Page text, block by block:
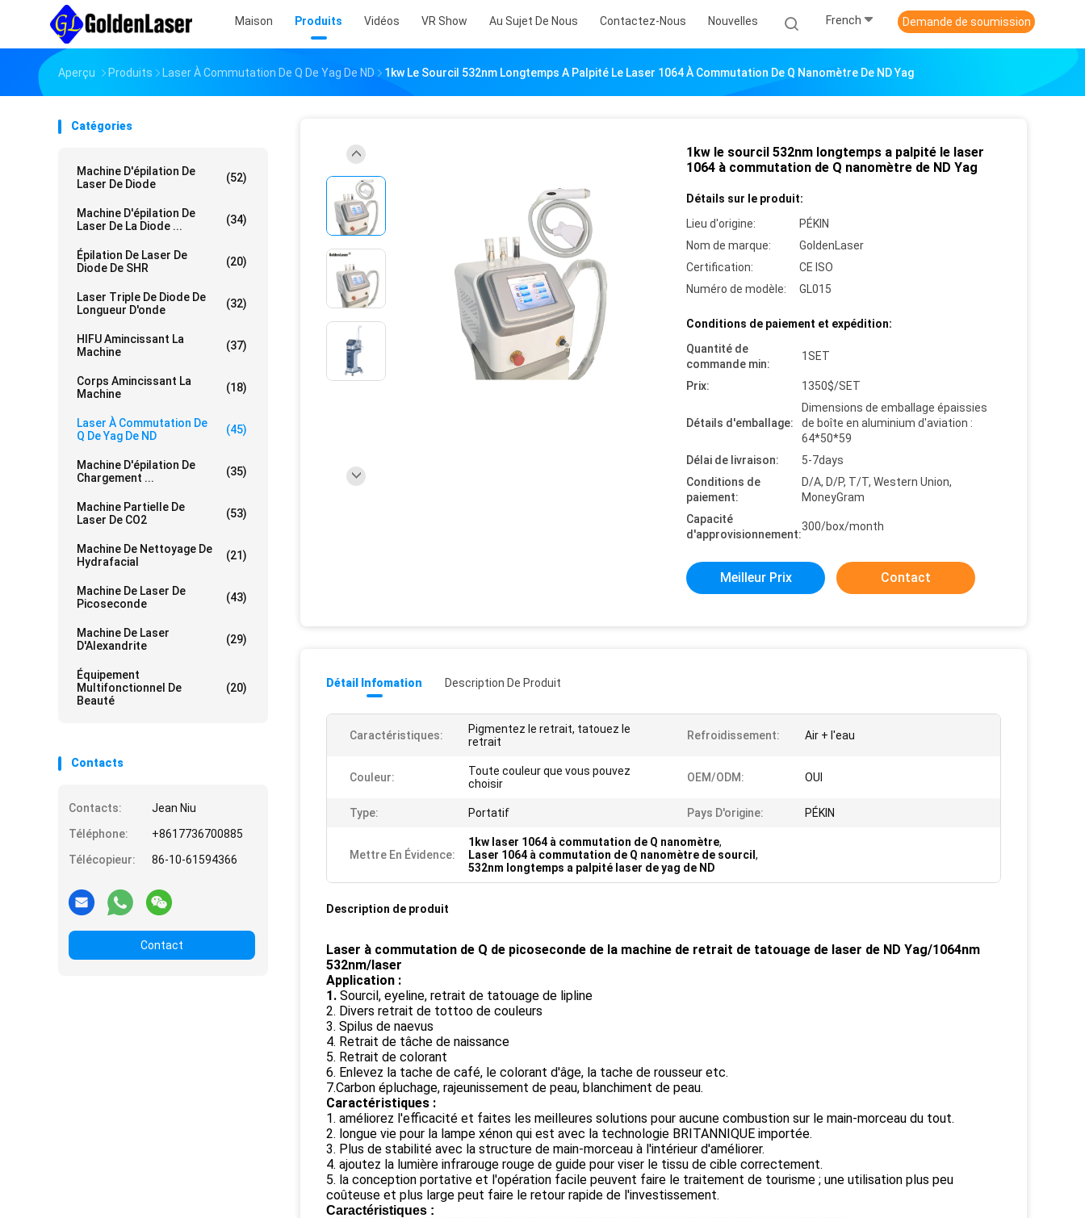
Maison Produits Vidéos VR Show Au Sujet De Nous Contactez-Nous Nouvelles French Demande de soumission
Aperçu Produits Laser À Commutation De Q De Yag De ND 1kw Le Sourcil 532nm Longtemps A Palpité Le Laser 1064 À Commutation De Q Nanomètre De ND Yag
Catégories
Machine D'épilation De
Laser De Diode
(52)
Machine D'épilation De
Laser De La Diode ...
(34)
Épilation De Laser De
Diode De SHR
(20)
Laser Triple De Diode De
Longueur D'onde
(32)
HIFU Amincissant La
Machine
(37)
Corps Amincissant La
Machine
(18)
Laser À Commutation De
Q De Yag De ND
(45)
Machine D'épilation De
Chargement ...
(35)
Machine Partielle De
Laser De CO2
(53)
Machine De Nettoyage De
Hydrafacial
(21)
Machine De Laser De
Picoseconde
(43)
Machine De Laser
D'Alexandrite
(29)
Équipement
Multifonctionnel De
Beauté
(20)
Contacts
Contacts:
Jean Niu
Téléphone:
+8617736700885
Télécopieur:
86-10-61594366
Contact
1kw le sourcil 532nm longtemps a palpité le laser
1064 à commutation de Q nanomètre de ND Yag
Détails sur le produit:
Lieu d'origine:
PÉKIN
Nom de marque:
GoldenLaser
Certification:
CE ISO
Numéro de modèle:
GL015
Conditions de paiement et expédition:
Quantité de
commande min:
1SET
Prix: 1350$/SET
Détails d'emballage:
Dimensions de emballage épaissies
de boîte en aluminium d'aviation :
64*50*59
Délai de livraison:
5-7days
Conditions de
paiement:
D/A, D/P, T/T, Western Union,
MoneyGram
Capacité
d'approvisionnement:
300/box/month
Meilleur Prix Contact
Détail Infomation Description De Produit
Caractéristiques:
Pigmentez le retrait, tatouez le
retrait
Refroidissement: Air + l'eau
Couleur:
Toute couleur que vous pouvez
choisir
OEM/ODM: OUI
Type: Portatif Pays D'origine: PÉKIN
Mettre En Évidence:
1kw laser 1064 à commutation de Q nanomètre,
Laser 1064 à commutation de Q nanomètre de sourcil ,
532nm longtemps a palpité laser de yag de ND
Description de produit
Laser à commutation de Q de picoseconde de la machine de retrait de tatouage de laser de ND Yag/1064nm
532nm/laser
Application :
1. Sourcil, eyeline, retrait de tatouage de lipline
2. Divers retrait de tottoo de couleurs
3. Spilus de naevus
4. Retrait de tâche de naissance
5. Retrait de colorant
6. Enlevez la tache de café, le colorant d'âge, la tache de rousseur etc.
7.Carbon épluchage, rajeunissement de peau, blanchiment de peau.
Caractéristiques :
1. améliorez l'efficacité et faites les meilleures solutions pour aucune combustion sur le main-morceau du tout.
2. longue vie pour la lampe xénon qui est avec la technologie BRITANNIQUE importée.
3. Plus de stabilité avec la structure de main-morceau à l'intérieur d'améliorer.
4. ajoutez la lumière infrarouge rouge de guide pour viser le tissu de cible correctement.
5. la conception portative et l'opération facile peuvent faire le traitement de tourisme ; une utilisation plus peu
coûteuse et plus large peut faire le retour rapide de l'investissement.
Caractéristiques :